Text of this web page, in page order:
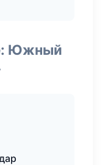
Южный